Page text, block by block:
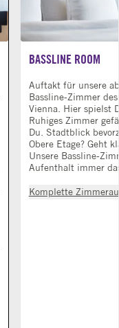
BASSLINE ROOM
Auftakt für unsere
Bassline-Zimmer
Vienna. Hier spielst
Ruhiges Zimmer
Du. Stadtblick
Obere Etage? Geht
Unsere Bassline-
Aufenthalt immer
Komplette